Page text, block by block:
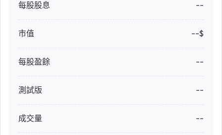
每股股息 --
市值 --$
每股盈餘 --
測試版 --
成交量 --